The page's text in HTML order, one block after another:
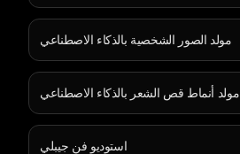
مولد الصور الشخصية بالذكاء الاصطناعي
مولد أنماط قص الشعر بالذكاء الاصطناعي
استوديو فن جيبلي